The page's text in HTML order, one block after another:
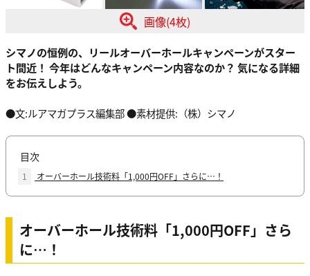
画像(4枚)
シマノの恒例の、リールオーバーホールキャンペーンがスター
ト間近！ 今年はどんなキャンペーン内容なのか？ 気になる詳細
をお伝えしよう。
●文:ルアマガプラス編集部 ●素材提供:（株）シマノ
目次
1 オーバーホール技術料「1,000円OFF」さらに…！
オーバーホール技術料「1,000円OFF」さら
に…！